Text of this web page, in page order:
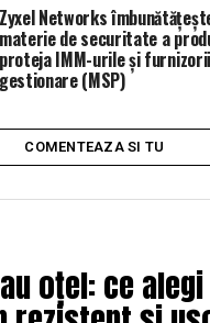
să vă gândiți de două ori
Prima Casă. Care
Zyxel Networks
materie de securitate a
proteja IMM-urile și
gestionare (MSP)
COMENTEAZA SI TU
oțel: ce